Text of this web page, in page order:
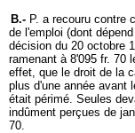
B.- P. a recouru contre
de l'emploi (dont
décision du 20 octobre
ramenant à 8'095 fr. 70
effet, que le droit de la
plus d'une année avant
était périmé. Seules
indûment perçues de
70.